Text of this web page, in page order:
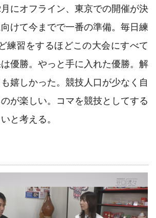
月にオフライン、東京での開催が決
けて今までで一番の準備。毎日練
練習をするほどこの大会にすべて
優勝。やっと手に入れた優勝。解
嬉しかった。競技人口が少なく自
が楽しい。コマを競技としてする
と考える。